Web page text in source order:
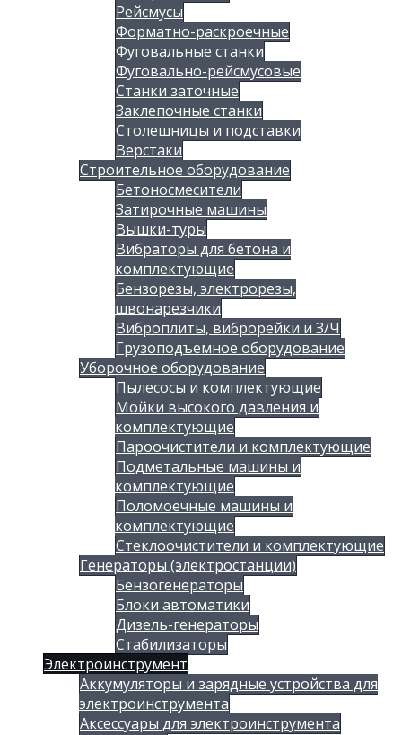
Рейсмусы
Форматно-раскроечные
Фуговальные станки
Фуговально-рейсмусовые
Станки заточные
Заклепочные станки
Столешницы и подставки
Верстаки
Строительное оборудование
Бетоносмесители
Затирочные машины
Вышки-туры
Вибраторы для бетона и
комплектующие
Бензорезы, электрорезы,
швонарезчики
Виброплиты, виброрейки и З/Ч
Грузоподъемное оборудование
Уборочное оборудование
Пылесосы и комплектующие
Мойки высокого давления и
комплектующие
Пароочистители и комплектующие
Подметальные машины и
комплектующие
Поломоечные машины и
комплектующие
Стеклоочистители и комплектующие
Генераторы (электростанции)
Бензогенераторы
Блоки автоматики
Дизель-генераторы
Стабилизаторы
Электроинструмент
Аккумуляторы и зарядные устройства для
электроинструмента
Аксессуары для электроинструмента